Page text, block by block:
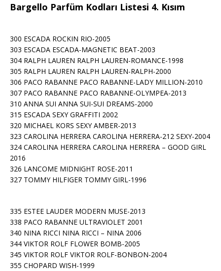
Bargello Parfüm Kodları Listesi 4. Kısım
300 ESCADA ROCKIN RIO-2005
303 ESCADA ESCADA-MAGNETIC BEAT-2003
304 RALPH LAUREN RALPH LAUREN-ROMANCE-1998
305 RALPH LAUREN RALPH LAUREN-RALPH-2000
306 PACO RABANNE PACO RABANNE-LADY MILLION-2010
307 PACO RABANNE PACO RABANNE-OLYMPEA-2013
310 ANNA SUI ANNA SUI-SUI DREAMS-2000
315 ESCADA SEXY GRAFFITI 2002
320 MICHAEL KORS SEXY AMBER-2013
323 CAROLINA HERRERA CAROLINA HERRERA-212 SEXY-2004
324 CAROLINA HERRERA CAROLINA HERRERA – GOOD GIRL
2016
326 LANCOME MIDNIGHT ROSE-2011
327 TOMMY HILFIGER TOMMY GIRL-1996
335 ESTEE LAUDER MODERN MUSE-2013
338 PACO RABANNE ULTRAVIOLET 2001
340 NINA RICCI NINA RICCI – NINA 2006
344 VIKTOR ROLF FLOWER BOMB-2005
345 VIKTOR ROLF VIKTOR ROLF-BONBON-2004
355 CHOPARD WISH-1999